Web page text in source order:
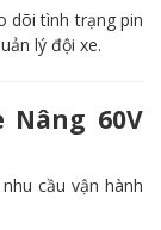
dõi tình trạng pin
lý đội xe.
60V
cầu vận hành